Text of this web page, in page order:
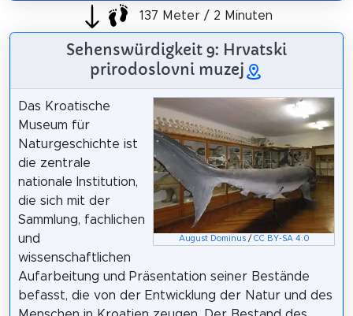
137 Meter / 2 Minuten
Sehenswürdigkeit 9: Hrvatski
prirodoslovni muzej
August Dominus/ CC BY-SA 4.0
Das Kroatische
Museum für
Naturgeschichte ist
die zentrale
nationale Institution,
die sich mit der
Sammlung, fachlichen
und
wissenschaftlichen
Aufarbeitung und Präsentation seiner Bestände
befasst, die von der Entwicklung der Natur und des